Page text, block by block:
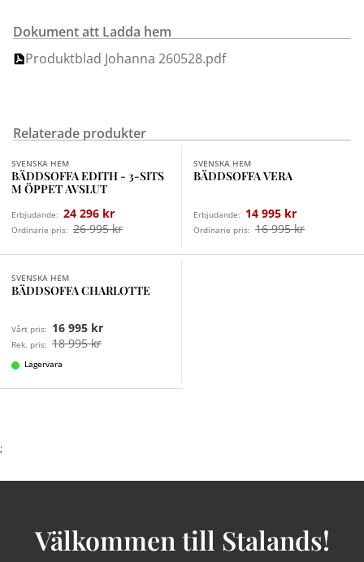
Dokument att Ladda hem
Produktblad Johanna 260528.pdf
Relaterade produkter
Finns i fler val (2)
SVENSKA HEM
BÄDDSOFFA EDITH - 3-SITS
M ÖPPET AVSLUT
Erbjudande: 24 296 kr
Ordinarie pris: 26 995 kr
SVENSKA HEM
BÄDDSOFFA VERA
Erbjudande: 14 995 kr
Ordinarie pris: 16 995 kr
SVENSKA HEM
BÄDDSOFFA CHARLOTTE
Vårt pris: 16 995 kr
Rek. pris: 18 995 kr
Lagervara
;
Välkommen till Stalands!